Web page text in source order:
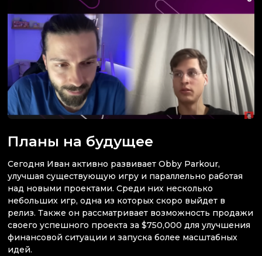
Планы на будущее
Сегодня Иван активно развивает Obby Parkour,
улучшая существующую игру и параллельно работая
над новыми проектами. Среди них несколько
небольших игр, одна из которых скоро выйдет в
релиз. Также он рассматривает возможность продажи
своего успешного проекта за $750,000 для улучшения
финансовой ситуации и запуска более масштабных
идей.